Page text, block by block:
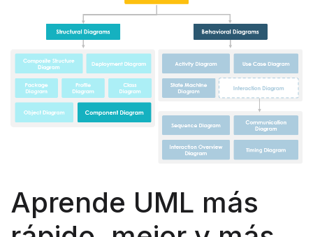
Aprende UML más